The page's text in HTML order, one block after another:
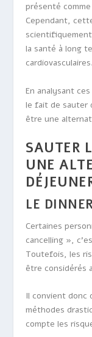
présenté
Cependant,
la santé à long
cardiovasculaires.
En analysant
le fait de sauter
être une
SAUTER
UNE
LE
Certaines
cancelling »,
Toutefois, les
être considérés
Il convient donc
méthodes
compte les